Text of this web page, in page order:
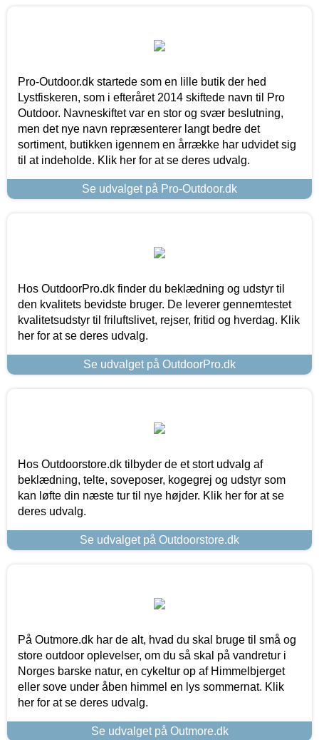
Pro-Outdoor.dk startede som en lille butik der hed
Lystfiskeren, som i efteråret 2014 skiftede navn til Pro
Outdoor. Navneskiftet var en stor og svær beslutning,
men det nye navn repræsenterer langt bedre det
sortiment, butikken igennem en årrække har udvidet sig
til at indeholde. Klik her for at se deres udvalg.
Se udvalget på Pro-Outdoor.dk
Hos OutdoorPro.dk finder du beklædning og udstyr til
den kvalitets bevidste bruger. De leverer gennemtestet
kvalitetsudstyr til friluftslivet, rejser, fritid og hverdag. Klik
her for at se deres udvalg.
Se udvalget på OutdoorPro.dk
Hos Outdoorstore.dk tilbyder de et stort udvalg af
beklædning, telte, soveposer, kogegrej og udstyr som
kan løfte din næste tur til nye højder. Klik her for at se
deres udvalg.
Se udvalget på Outdoorstore.dk
På Outmore.dk har de alt, hvad du skal bruge til små og
store outdoor oplevelser, om du så skal på vandretur i
Norges barske natur, en cykeltur op af Himmelbjerget
eller sove under åben himmel en lys sommernat. Klik
her for at se deres udvalg.
Se udvalget på Outmore.dk